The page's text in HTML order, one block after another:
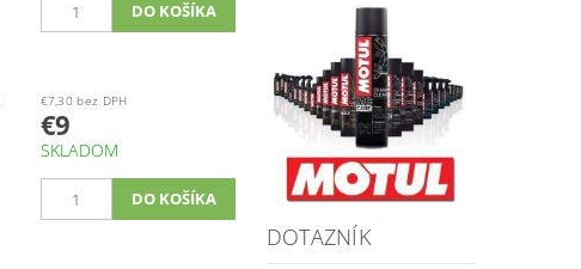
€7,30 bez DPH
€9
SKLADOM
DOTAZNÍK